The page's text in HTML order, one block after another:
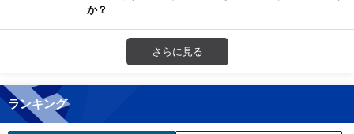
か？
さらに見る
ランキング